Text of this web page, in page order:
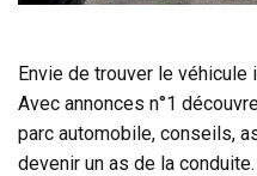
Envie de trouver le véhicule
Avec annonces n°1
parc automobile, conseils,
devenir un as de la conduite.